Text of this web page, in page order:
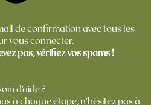
de confirmation avec tous les
vous connecter.
pas, vérifiez vos spams !
d'aide ?
à chaque étape, n'hésitez pas à